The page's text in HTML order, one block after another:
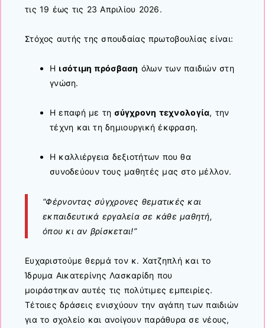
τις 19 έως τις 23 Απριλίου 2026.
Στόχος αυτής της σπουδαίας πρωτοβουλίας είναι:
Η ισότιμη πρόσβαση όλων των παιδιών στη
γνώση.
Η επαφή με τη σύγχρονη τεχνολογία, την
τέχνη και τη δημιουργική έκφραση.
Η καλλιέργεια δεξιοτήτων που θα
συνοδεύουν τους μαθητές μας στο μέλλον.
“Φέρνοντας σύγχρονες θεματικές και
εκπαιδευτικά εργαλεία σε κάθε μαθητή,
όπου κι αν βρίσκεται!”
Ευχαριστούμε θερμά τον κ. Χατζηπλή και το
Ίδρυμα Αικατερίνης Λασκαρίδη που
μοιράστηκαν αυτές τις πολύτιμες εμπειρίες.
Τέτοιες δράσεις ενισχύουν την αγάπη των παιδιών
για το σχολείο και ανοίγουν παράθυρα σε νέους,